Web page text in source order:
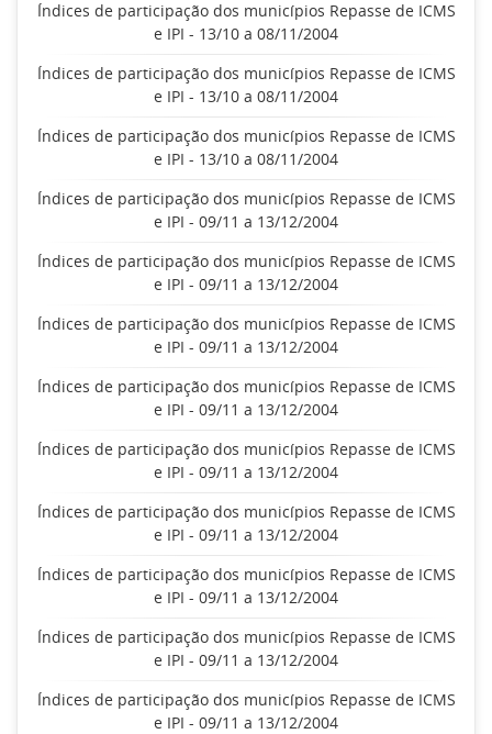
Índices de participação dos municípios Repasse de ICMS
e IPI - 13/10 a 08/11/2004
Índices de participação dos municípios Repasse de ICMS
e IPI - 13/10 a 08/11/2004
Índices de participação dos municípios Repasse de ICMS
e IPI - 13/10 a 08/11/2004
Índices de participação dos municípios Repasse de ICMS
e IPI - 09/11 a 13/12/2004
Índices de participação dos municípios Repasse de ICMS
e IPI - 09/11 a 13/12/2004
Índices de participação dos municípios Repasse de ICMS
e IPI - 09/11 a 13/12/2004
Índices de participação dos municípios Repasse de ICMS
e IPI - 09/11 a 13/12/2004
Índices de participação dos municípios Repasse de ICMS
e IPI - 09/11 a 13/12/2004
Índices de participação dos municípios Repasse de ICMS
e IPI - 09/11 a 13/12/2004
Índices de participação dos municípios Repasse de ICMS
e IPI - 09/11 a 13/12/2004
Índices de participação dos municípios Repasse de ICMS
e IPI - 09/11 a 13/12/2004
Índices de participação dos municípios Repasse de ICMS
e IPI - 09/11 a 13/12/2004